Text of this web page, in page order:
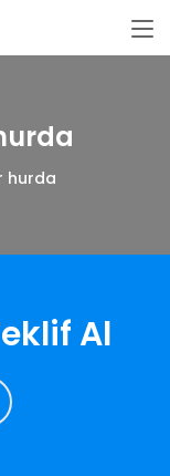
hurda
Al